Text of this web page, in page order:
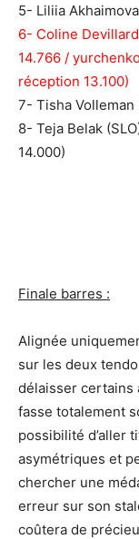
5- Liliia
6- Coline
14.766 /
réception 13.100)
7- Tisha Volleman
8- Teja Belak
14.000)
Finale barres :
Alignée
sur les deux
délaisser certains
fasse totalement
possibilité d’aller
asymétriques et
chercher une
erreur sur son
coûtera de